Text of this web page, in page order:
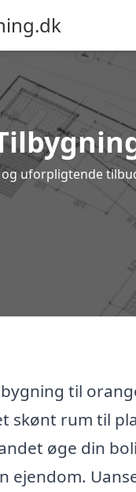
og uforpligtende
til
skønt rum til
øge din
ejendom.